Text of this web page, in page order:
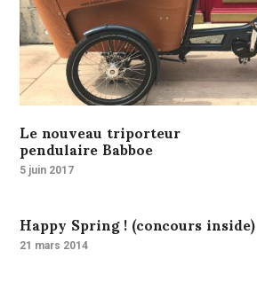
Le nouveau triporteur
pendulaire Babboe
5 juin 2017
Happy Spring ! (concours inside)
21 mars 2014